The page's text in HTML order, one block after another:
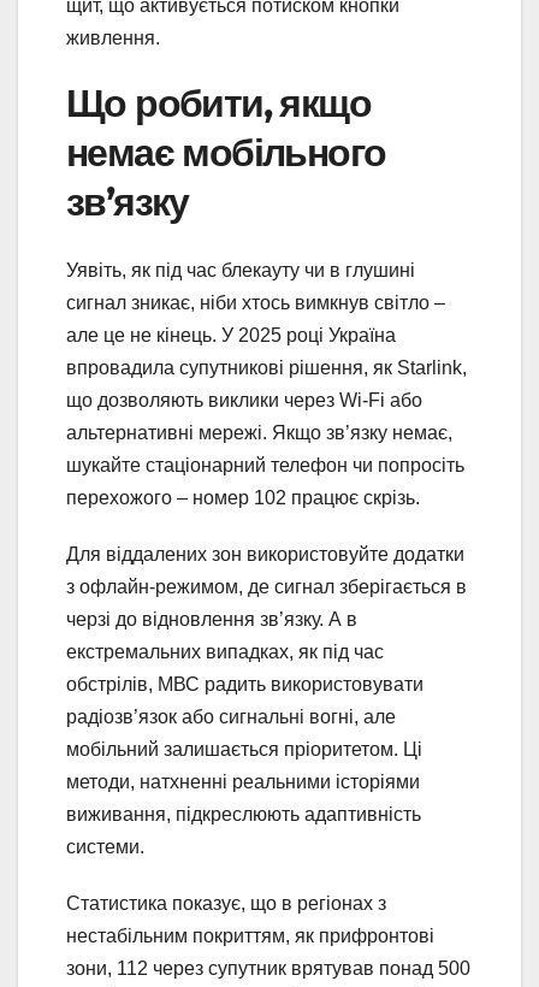
щит, що активується потиском кнопки
живлення.
Що робити, якщо
немає мобільного
зв’язку
Уявіть, як під час блекауту чи в глушині
сигнал зникає, ніби хтось вимкнув світло –
але це не кінець. У 2025 році Україна
впровадила супутникові рішення, як Starlink,
що дозволяють виклики через Wi-Fi або
альтернативні мережі. Якщо зв’язку немає,
шукайте стаціонарний телефон чи попросіть
перехожого – номер 102 працює скрізь.
Для віддалених зон використовуйте додатки
з офлайн-режимом, де сигнал зберігається в
черзі до відновлення зв’язку. А в
екстремальних випадках, як під час
обстрілів, МВС радить використовувати
радіозв’язок або сигнальні вогні, але
мобільний залишається пріоритетом. Ці
методи, натхненні реальними історіями
виживання, підкреслюють адаптивність
системи.
Статистика показує, що в регіонах з
нестабільним покриттям, як прифронтові
зони, 112 через супутник врятував понад 500